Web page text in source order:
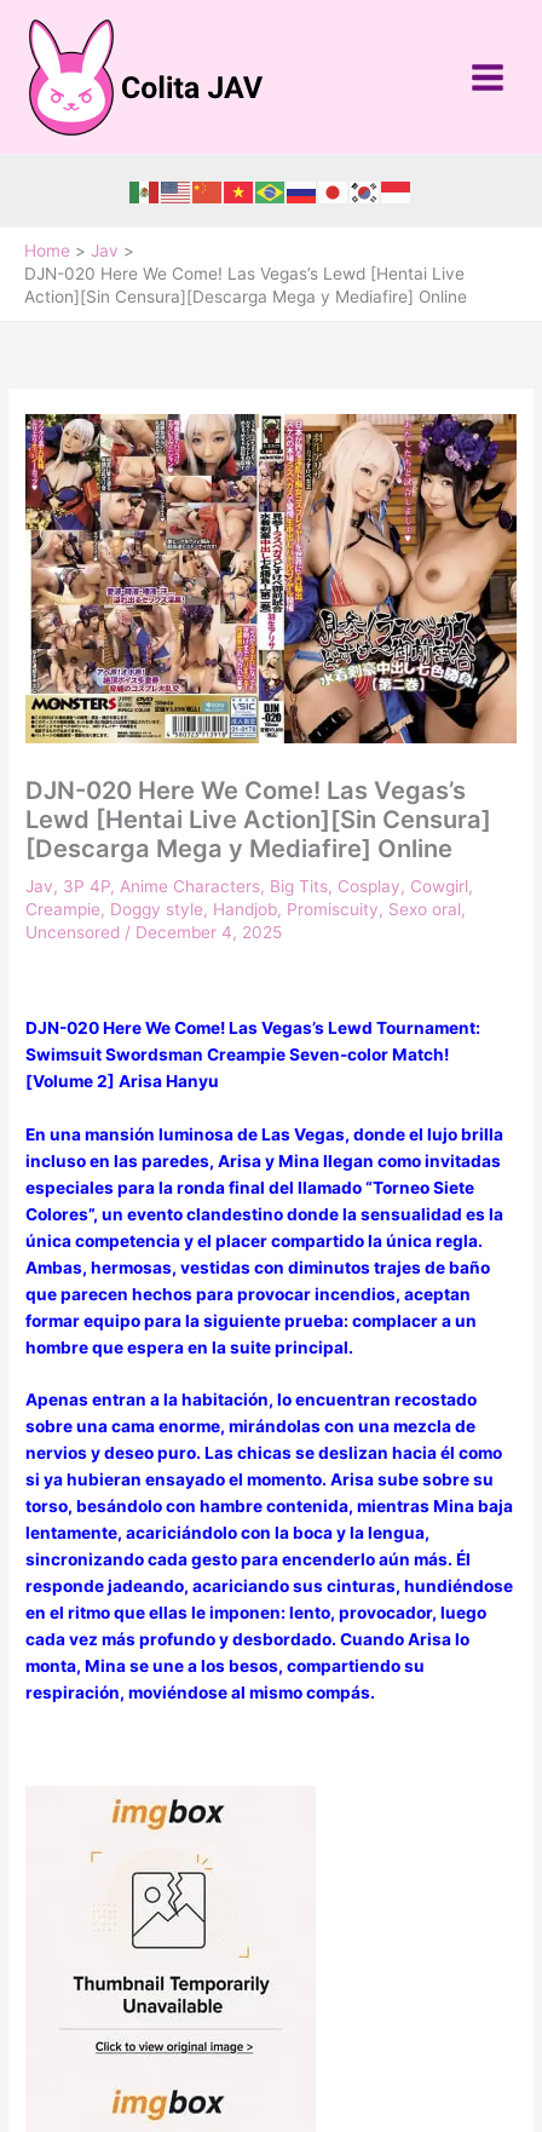
content
Home
Jav
DJN-020 Here We Come! Las Vegas’s Lewd [Hentai Live
Action][Sin Censura][Descarga Mega y Mediafire] Online
DJN-020 Here We Come! Las Vegas’s
Lewd [Hentai Live Action][Sin Censura]
[Descarga Mega y Mediafire] Online
Jav, 3P 4P, Anime Characters, Big Tits, Cosplay, Cowgirl,
Creampie, Doggy style, Handjob, Promiscuity, Sexo oral,
Uncensored / December 4, 2025
DJN-020 Here We Come! Las Vegas’s Lewd Tournament:
Swimsuit Swordsman Creampie Seven-color Match!
[Volume 2] Arisa Hanyu
En una mansión luminosa de Las Vegas, donde el lujo brilla
incluso en las paredes, Arisa y Mina llegan como invitadas
especiales para la ronda final del llamado “Torneo Siete
Colores”, un evento clandestino donde la sensualidad es la
única competencia y el placer compartido la única regla.
Ambas, hermosas, vestidas con diminutos trajes de baño
que parecen hechos para provocar incendios, aceptan
formar equipo para la siguiente prueba: complacer a un
hombre que espera en la suite principal.
Apenas entran a la habitación, lo encuentran recostado
sobre una cama enorme, mirándolas con una mezcla de
nervios y deseo puro. Las chicas se deslizan hacia él como
si ya hubieran ensayado el momento. Arisa sube sobre su
torso, besándolo con hambre contenida, mientras Mina baja
lentamente, acariciándolo con la boca y la lengua,
sincronizando cada gesto para encenderlo aún más. Él
responde jadeando, acariciando sus cinturas, hundiéndose
en el ritmo que ellas le imponen: lento, provocador, luego
cada vez más profundo y desbordado. Cuando Arisa lo
monta, Mina se une a los besos, compartiendo su
respiración, moviéndose al mismo compás.